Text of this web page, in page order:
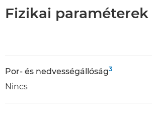
Fizikai paraméterek
Por- és nedvességállóság3
Nincs